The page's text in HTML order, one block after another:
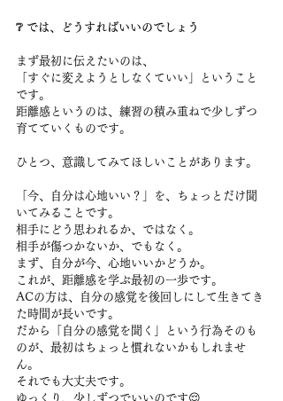
❔ では、どうすればいいのでしょう
まず最初に伝えたいのは、
「すぐに変えようとしなくていい」ということ
です。
距離感というのは、練習の積み重ねで少しずつ
育てていくものです。
ひとつ、意識してみてほしいことがあります。
「今、自分は心地いい？」を、ちょっとだけ聞
いてみることです。
相手にどう思われるか、ではなく。
相手が傷つかないか、でもなく。
まず、自分が今、心地いいかどうか。
これが、距離感を学ぶ最初の一歩です。
ACの方は、自分の感覚を後回しにして生きてき
た時間が長いです。
だから「自分の感覚を聞く」という行為そのも
のが、最初はちょっと慣れないかもしれませ
ん。
それでも大丈夫です。
ゆっくり、少しずつでいいのです😌